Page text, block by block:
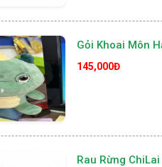
Gỏi Khoai Môn
145,000Đ
Rau Rừng